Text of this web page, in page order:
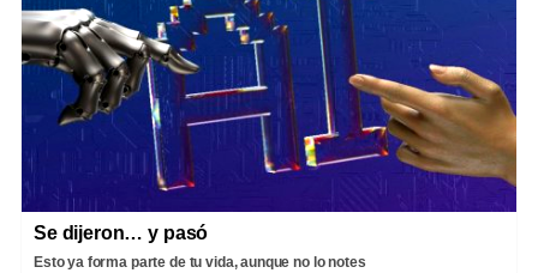
Se dijeron… y pasó
Esto ya forma parte de tu vida, aunque no lo notes